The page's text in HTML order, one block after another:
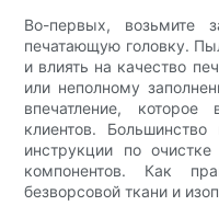
Во-первых, возьмите
печатающую головку.
и влиять на качество
или неполному
впечатление,
клиентов. Большинство
инструкции по
компонентов. Как
безворсовой ткани и